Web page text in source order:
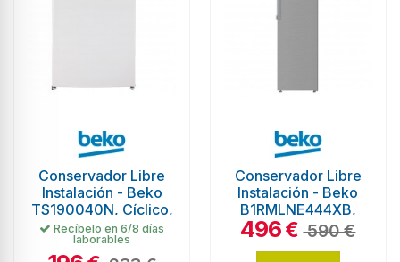
Conservador Libre
Instalación - Beko
TS190040N, Cíclico,
0,82 metros, Blanco
Recíbelo en 6/8 días
laborables
Conservador Libre
Instalación - Beko
B1RMLNE444XB,
Cíclico, 1,85 metros,
Inox
496€ 590 €